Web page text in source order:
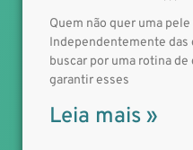
Quem não quer uma
Independentemente das
buscar por uma rotina
garantir esses
Leia mais »